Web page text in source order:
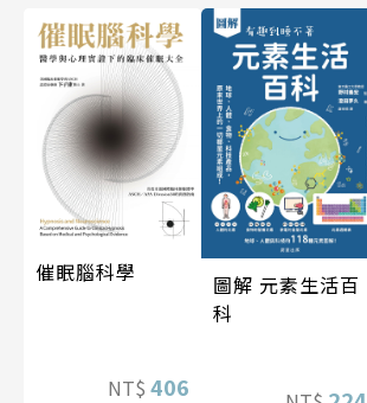
催眠腦科學
NT$ 406
圖解 元素生活百
科